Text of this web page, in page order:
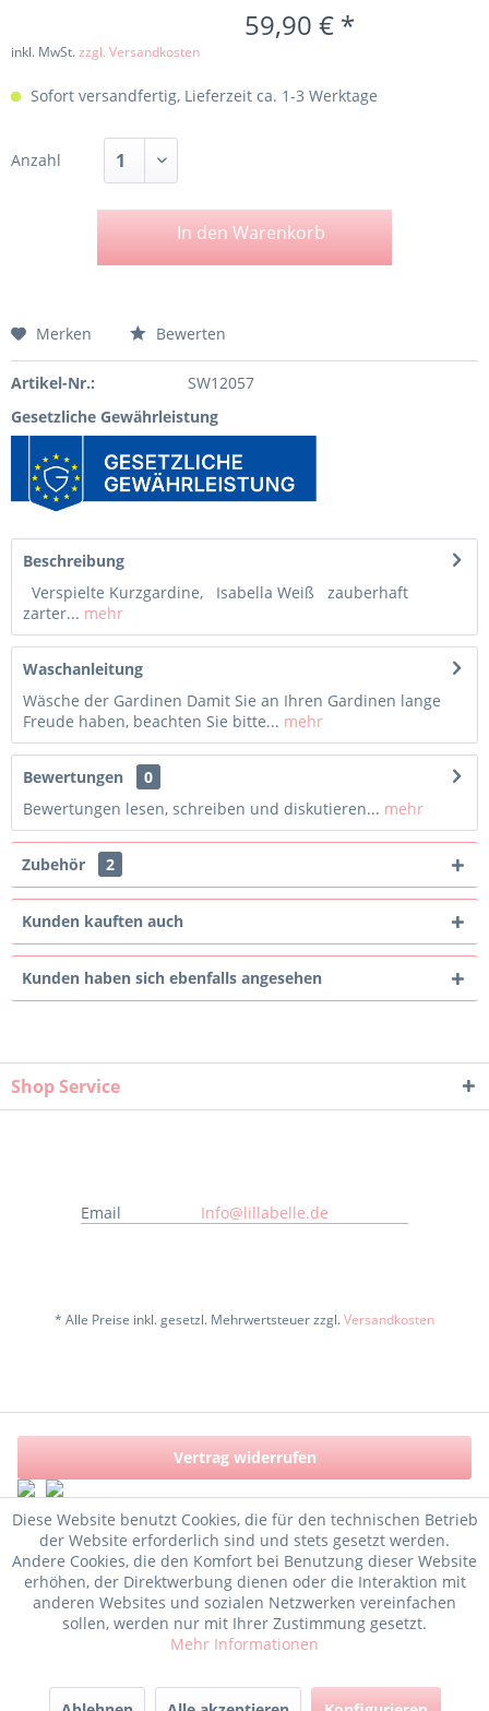
59,90 € *
inkl. MwSt.zzgl. Versandkosten
Sofort versandfertig, Lieferzeit ca. 1-3 Werktage
Anzahl
In den Warenkorb
Merken Bewerten
Artikel-Nr.:
SW12057
Gesetzliche Gewährleistung
Beschreibung
Verspielte Kurzgardine, Isabella Weiß zauberhaft
zarter... mehr
Waschanleitung
Wäsche der Gardinen Damit Sie an Ihren Gardinen lange
Freude haben, beachten Sie bitte... mehr
Bewertungen
0
Bewertungen lesen, schreiben und diskutieren... mehr
Zubehör 2
Kunden kauften auch
Kunden haben sich ebenfalls angesehen
Shop Service
Email Info@lillabelle.de
* Alle Preise inkl. gesetzl. Mehrwertsteuer zzgl.Versandkosten
Vertrag widerrufen
Diese Website benutzt Cookies, die für den technischen Betrieb
der Website erforderlich sind und stets gesetzt werden.
Andere Cookies, die den Komfort bei Benutzung dieser Website
erhöhen, der Direktwerbung dienen oder die Interaktion mit
anderen Websites und sozialen Netzwerken vereinfachen
sollen, werden nur mit Ihrer Zustimmung gesetzt.
Mehr Informationen